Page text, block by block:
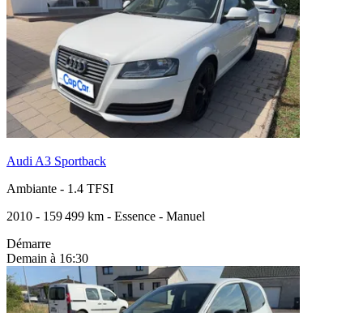
Audi A3 Sportback
Ambiante - 1.4 TFSI
2010 - 159 499 km - Essence - Manuel
Démarre
Demain à 16:30